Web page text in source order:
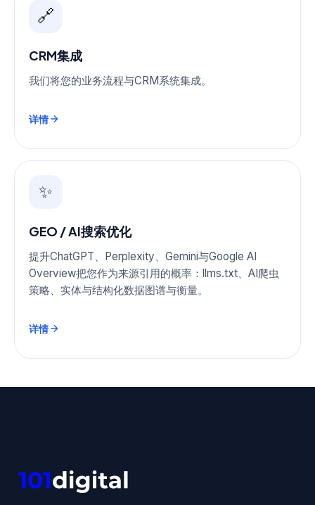
🔗
CRM集成
我们将您的业务流程与CRM系统集成。
详情
✨
GEO / AI搜索优化
提升ChatGPT、Perplexity、Gemini与Google AI
Overview把您作为来源引用的概率：llms.txt、AI爬虫
策略、实体与结构化数据图谱与衡量。
详情